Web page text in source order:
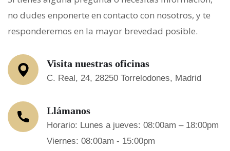
no dudes enponerte en contacto con nosotros, y te
responderemos en la mayor brevedad posible.
Visita nuestras oficinas
C. Real, 24, 28250 Torrelodones, Madrid
Llámanos
Horario: Lunes a jueves: 08:00am – 18:00pm
Viernes: 08:00am - 15:00pm